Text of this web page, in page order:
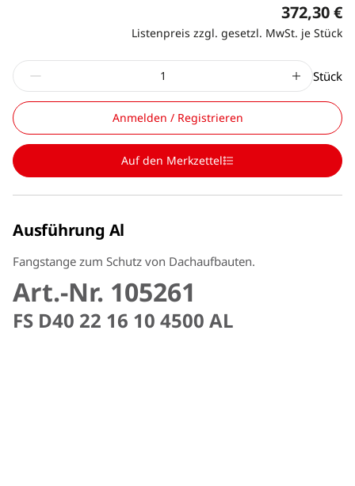
372,30 €
Listenpreis zzgl. gesetzl. MwSt. je Stück
Stück
Anmelden / Registrieren
Auf den Merkzettel
Ausführung Al
Fangstange zum Schutz von Dachaufbauten.
Art.-Nr. 105261
FS D40 22 16 10 4500 AL